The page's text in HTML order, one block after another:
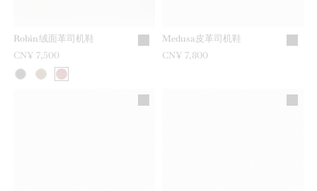
Robin绒面革司机鞋
CN¥ 7,500
Medusa皮革司机鞋
CN¥ 7,800